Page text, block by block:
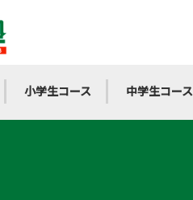
小学生コース 中学生コース